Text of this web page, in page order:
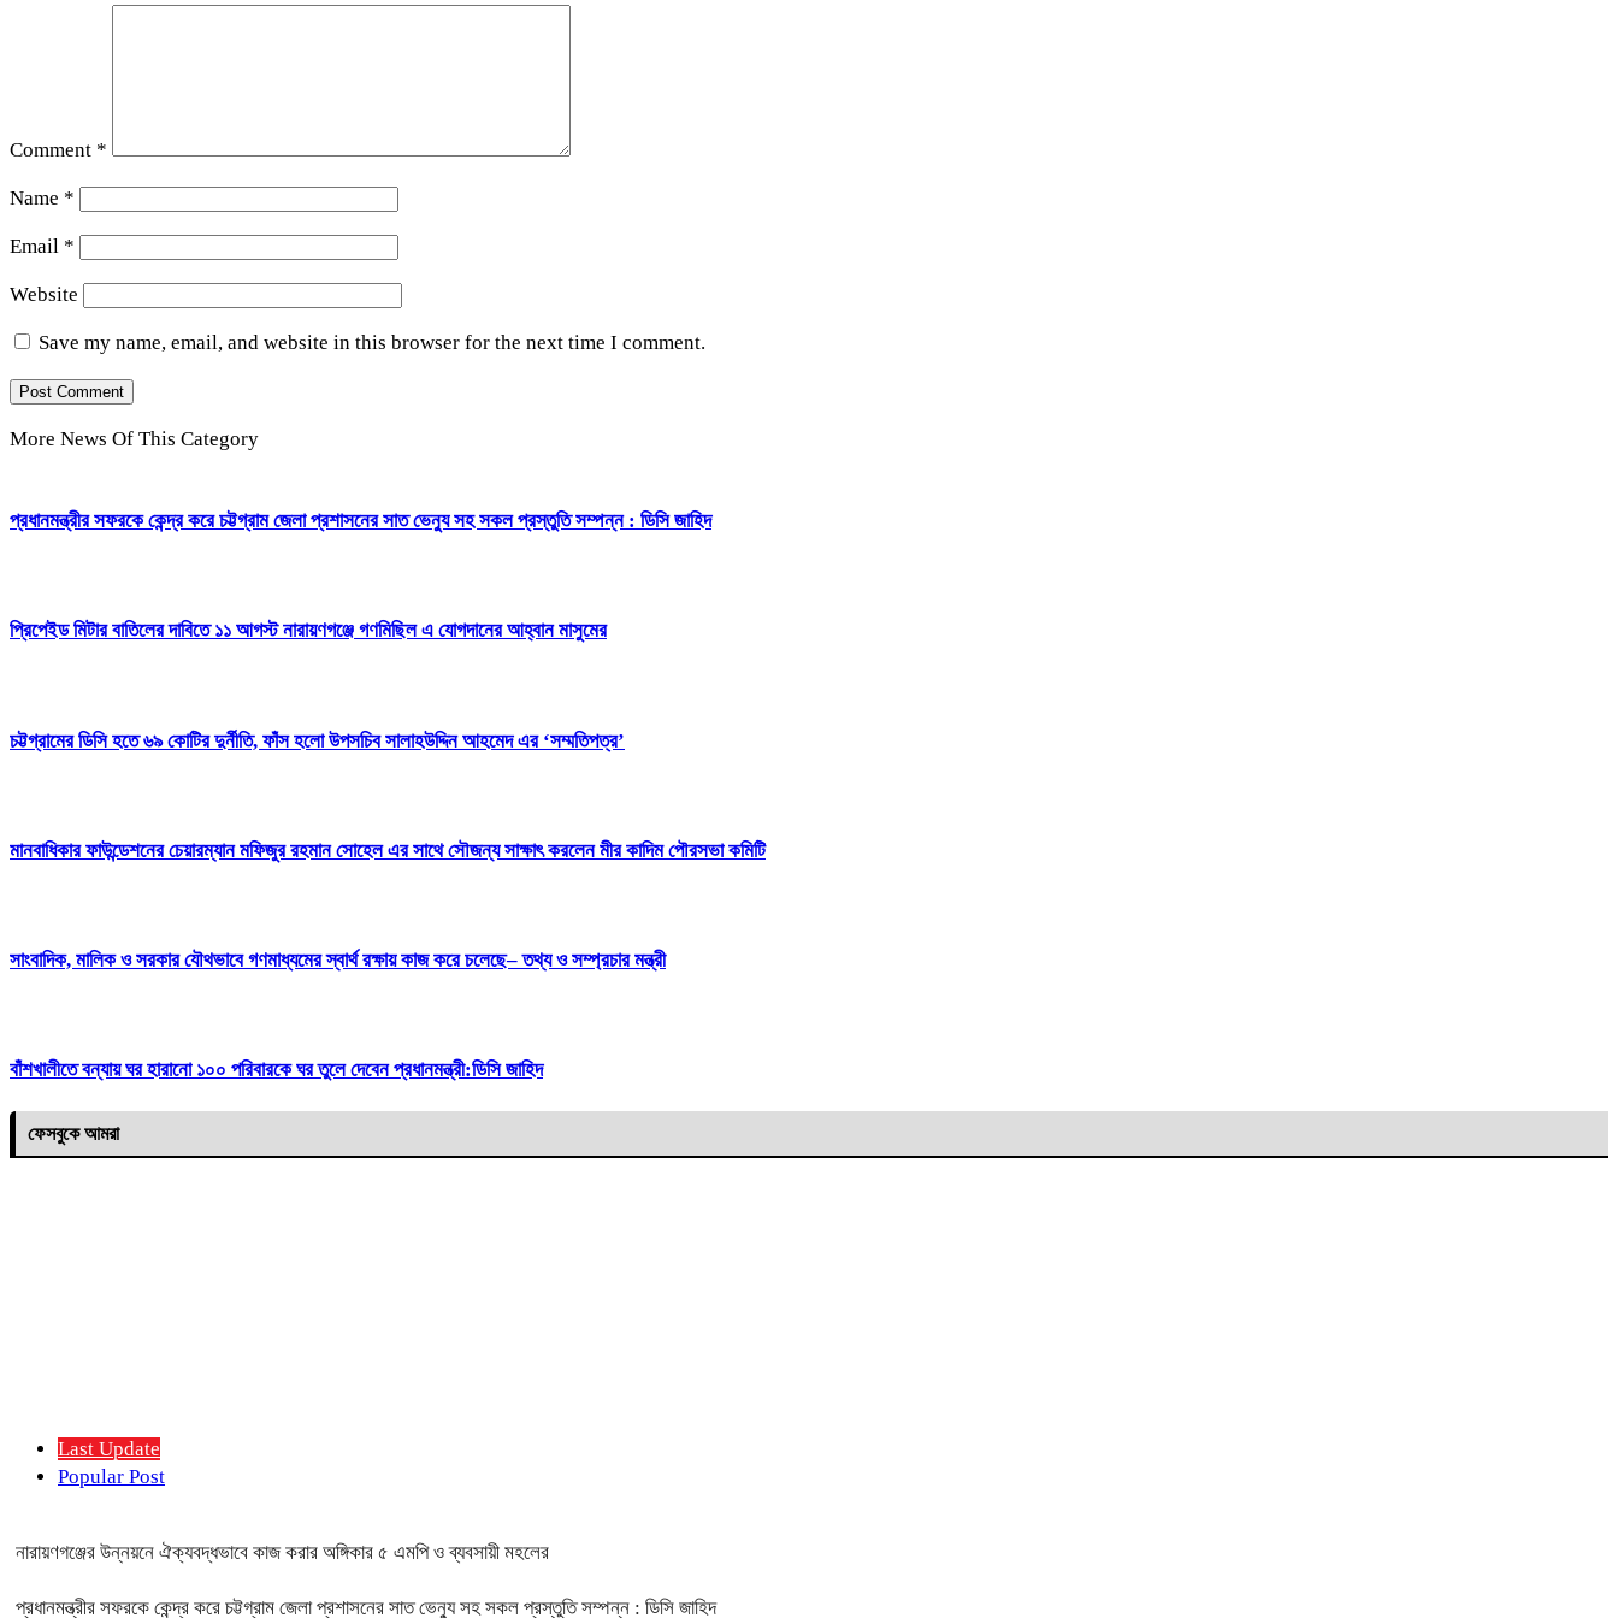
Comment *
Name *
Email *
Website
Save my name, email, and website in this browser for the next time I comment.
More News Of This Category
প্রধানমন্ত্রীর সফরকে কেন্দ্র করে চট্টগ্রাম জেলা প্রশাসনের সাত ভেন্যু সহ সকল প্রস্তুতি সম্পন্ন : ডিসি জাহিদ
প্রিপেইড মিটার বাতিলের দাবিতে ১১ আগস্ট নারায়ণগঞ্জে গণমিছিল এ যোগদানের আহ্বান মাসুমের
চট্টগ্রামের ডিসি হতে ৬৯ কোটির দুর্নীতি, ফাঁস হলো উপসচিব সালাহউদ্দিন আহমেদ এর ‘সম্মতিপত্র’
মানবাধিকার ফাউন্ডেশনের চেয়ারম্যান মফিজুর রহমান সোহেল এর সাথে সৌজন্য সাক্ষাৎ করলেন মীর কাদিম পৌরসভা কমিটি
সাংবাদিক, মালিক ও সরকার যৌথভাবে গণমাধ্যমের স্বার্থ রক্ষায় কাজ করে চলেছে– তথ্য ও সম্প্রচার মন্ত্রী
বাঁশখালীতে বন্যায় ঘর হারানো ১০০ পরিবারকে ঘর তুলে দেবেন প্রধানমন্ত্রী:ডিসি জাহিদ
ফেসবুকে আমরা
Last Update
Popular Post
নারায়ণগঞ্জের উন্নয়নে ঐক্যবদ্ধভাবে কাজ করার অঙ্গিকার ৫ এমপি ও ব্যবসায়ী মহলের
প্রধানমন্ত্রীর সফরকে কেন্দ্র করে চট্টগ্রাম জেলা প্রশাসনের সাত ভেন্যু সহ সকল প্রস্তুতি সম্পন্ন : ডিসি জাহিদ